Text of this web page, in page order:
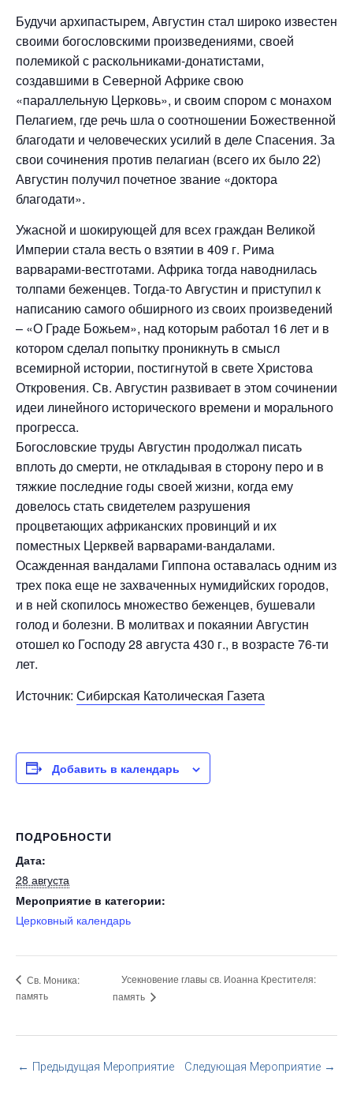
Будучи архипастырем, Августин стал широко известен
своими богословскими произведениями, своей
полемикой с раскольниками-донатистами,
создавшими в Северной Африке свою
«параллельную Церковь», и своим спором с монахом
Пелагием, где речь шла о соотношении Божественной
благодати и человеческих усилий в деле Спасения. За
свои сочинения против пелагиан (всего их было 22)
Августин получил почетное звание «доктора
благодати».
Ужасной и шокирующей для всех граждан Великой
Империи стала весть о взятии в 409 г. Рима
варварами-вестготами. Африка тогда наводнилась
толпами беженцев. Тогда-то Августин и приступил к
написанию самого обширного из своих произведений
– «О Граде Божьем», над которым работал 16 лет и в
котором сделал попытку проникнуть в смысл
всемирной истории, постигнутой в свете Христова
Откровения. Св. Августин развивает в этом сочинении
идеи линейного исторического времени и морального
прогресса.
Богословские труды Августин продолжал писать
вплоть до смерти, не откладывая в сторону перо и в
тяжкие последние годы своей жизни, когда ему
довелось стать свидетелем разрушения
процветающих африканских провинций и их
поместных Церквей варварами-вандалами.
Осажденная вандалами Гиппона оставалась одним из
трех пока еще не захваченных нумидийских городов,
и в ней скопилось множество беженцев, бушевали
голод и болезни. В молитвах и покаянии Августин
отошел ко Господу 28 августа 430 г., в возрасте 76-ти
лет.
Источник: Сибирская Католическая Газета
Добавить в календарь
ПОДРОБНОСТИ
Дата:
28 августа
Мероприятие в категории:
Церковный календарь
Св. Моника:
память
Усекновение главы св. Иоанна Крестителя:
память
← Предыдущая Мероприятие Следующая Мероприятие →